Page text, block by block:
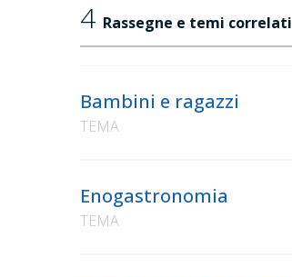
4 Rassegne e temi correlati
Bambini e ragazzi
TEMA
Enogastronomia
TEMA